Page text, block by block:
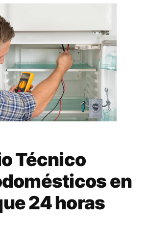
Técnico
en
24 horas